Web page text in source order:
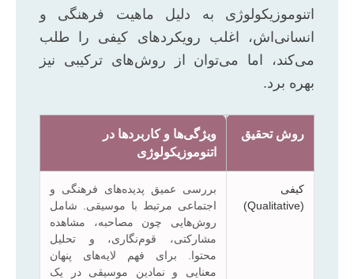
اتنوموزیکولوژی به دلیل ماهیت فرهنگی و
انسانی‌اش، اغلب رویکردهای کیفی را طلب
می‌کند، اما می‌توان از روش‌های ترکیبی نیز
بهره برد.
روش تحقیق
ویژگی‌ها و کاربردها در
اتنوموزیکولوژی
کیفی
(Qualitative)
بررسی عمیق پدیده‌های فرهنگی و
اجتماعی مرتبط با موسیقی. شامل
روش‌هایی چون مصاحبه، مشاهده
مشارکتی، قوم‌نگاری، و تحلیل
محتوا. برای فهم لایه‌های پنهان
معنایی و نمادین موسیقی در یک